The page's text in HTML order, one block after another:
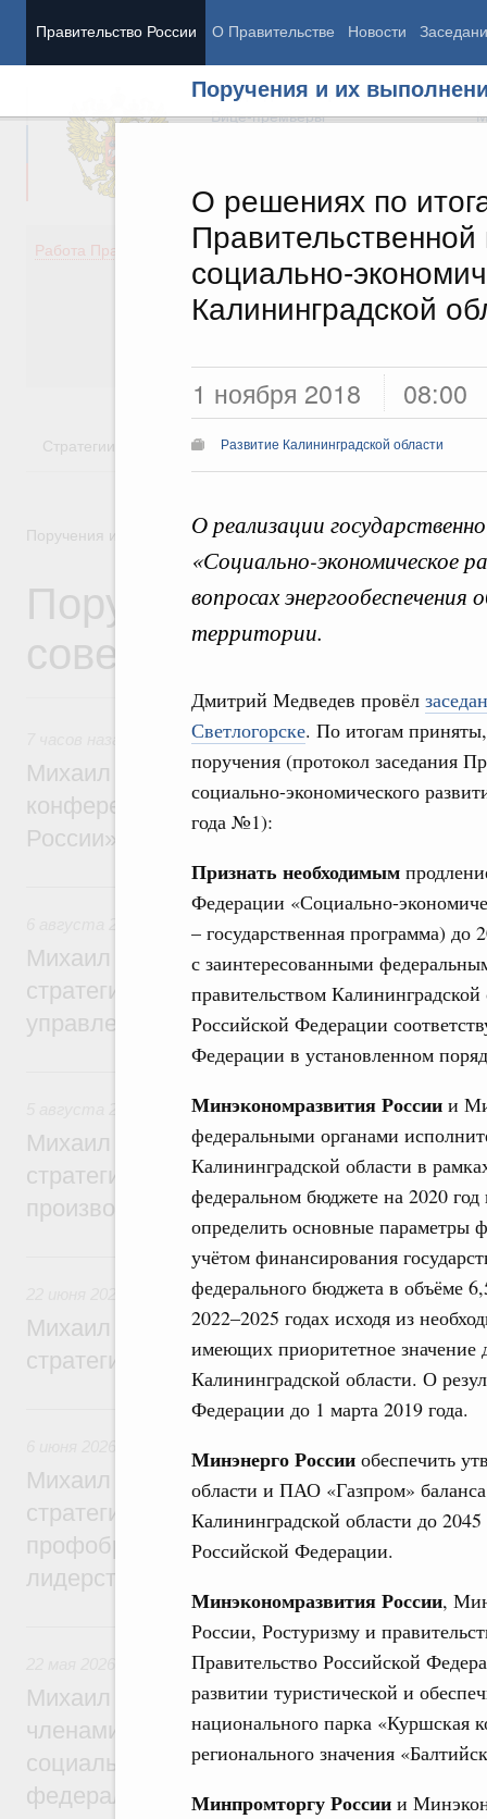
Правительство России О Правительстве Новости
Поручения и их
О решениях по
социально-
Калининградской
1 ноября 2018 08:00
Развитие Калининградской области
О реализации
«Социально-экономическое
вопросах
территории.
Дмитрий Медведев провёл
Светлогорске. По итогам
поручения (протокол заседания
социально-экономического
года №1):
Признать необходимым
Федерации «Социально-
– государственная программа)
с заинтересованными
правительством
Российской Федерации
Федерации в установленном
Минэкономразвития России и
федеральными органами
Калининградской области в
федеральном бюджете на 2020
определить основные параметры
учётом финансирования
федерального бюджета в объёме
2022–2025 годах исходя из
имеющих приоритетное значение
Калининградской области. О
Федерации до 1 марта 2019 года.
Минэнерго России обеспечить
области и ПАО «Газпром»
Калининградской области до
Российской Федерации.
Минэкономразвития России,
России, Ростуризму и
Правительство Российской
развитии туристической и
национального парка «Куршская
регионального значения
Минпромторгу России и
Председатель Правительства
Вице-премьеры
Работа Правительства
Демография
Здоровье
Культура
Государство
Стратегии Государственные программы
Поручения и их выполнение
Поручения
совещаний,
Отрасль информационных технологий
Михаил Мишустин дал поручения по
конференции «Цифровая индустрия
России»
6 августа, четверг
Технологическое развитие. Инновации
Михаил Мишустин дал поручения по
стратегической сессии о
управления научно-технологическим
5 августа, среда
Вопросы производительности труда и
Михаил Мишустин дал поручения по
стратегической сессии, посвящённой
производительности труда
22 июня, понедельник
Отрасль информационных технологий
Михаил Мишустин дал поручения по
стратегической сессии по развитию
6 июня, суббота
Михаил Мишустин дал поручения по
стратегической сессии по развитию
профобразования для достижения
лидерства
22 мая, пятница
Развитие Северного Кавказа
Михаил Мишустин дал поручения по
членами Правительственной комиссии
социально-экономического развития
федерального округа